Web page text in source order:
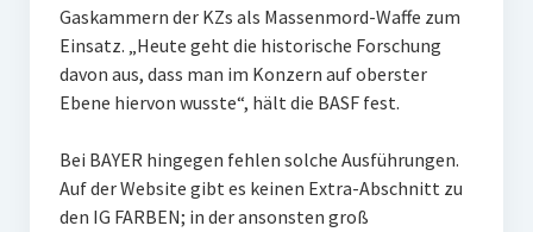
Gaskammern der KZs als Massenmord-Waffe zum
Einsatz. „Heute geht die historische Forschung
davon aus, dass man im Konzern auf oberster
Ebene hiervon wusste“, hält die BASF fest.
Bei BAYER hingegen fehlen solche Ausführungen.
Auf der Website gibt es keinen Extra-Abschnitt zu
den IG FARBEN; in der ansonsten groß